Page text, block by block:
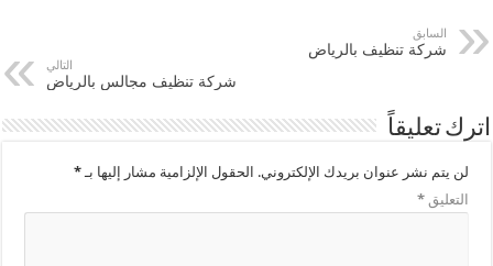
السابق
شركة تنظيف بالرياض
التالي
شركة تنظيف مجالس بالرياض
اترك تعليقاً
لن يتم نشر عنوان بريدك الإلكتروني. الحقول الإلزامية مشار إليها بـ*
التعليق*